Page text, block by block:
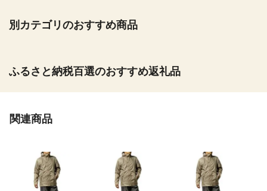
別カテゴリのおすすめ商品
ふるさと納税百選のおすすめ返礼品
関連商品